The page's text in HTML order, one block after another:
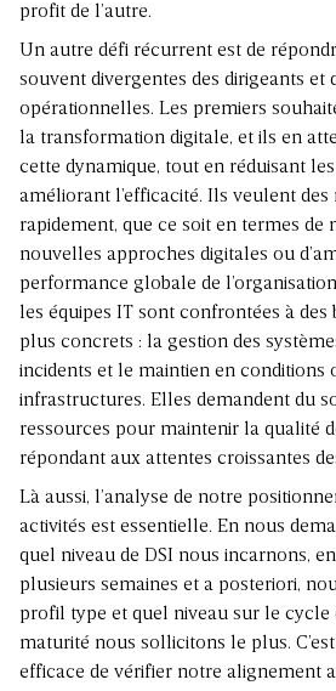
profit de l’autre.
Un autre défi récurrent est de
souvent divergentes des dirigeants et
opérationnelles. Les premiers
la transformation digitale, et ils en
cette dynamique, tout en réduisant
améliorant l’efficacité. Ils veulent des
rapidement, que ce soit en termes de
nouvelles approches digitales ou
performance globale de
les équipes IT sont confrontées à des
plus concrets : la gestion des
incidents et le maintien en conditions
infrastructures. Elles demandent du
ressources pour maintenir la qualité
répondant aux attentes croissantes
Là aussi, l’analyse de notre
activités est essentielle. En nous
quel niveau de DSI nous incarnons,
plusieurs semaines et a posteriori,
profil type et quel niveau sur le cycle
maturité nous sollicitons le plus.
efficace de vérifier notre alignement